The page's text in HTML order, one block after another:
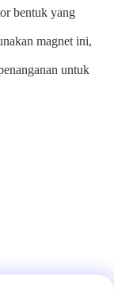
bentuk yang
magnet ini,
untuk